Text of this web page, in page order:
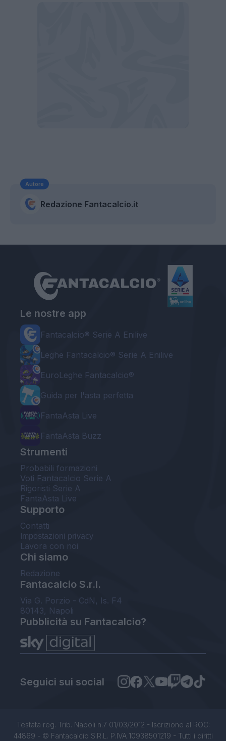
Autore
Redazione Fantacalcio.it
Le nostre app
Fantacalcio® Serie A Enilive
Leghe Fantacalcio® Serie A Enilive
EuroLeghe Fantacalcio®
Guida per l'asta perfetta
FantaAsta Live
FantaAsta Buzz
Strumenti
Probabili formazioni
Voti Fantacalcio Serie A
Rigoristi Serie A
FantaAsta Live
Supporto
Contatti
Impostazioni privacy
Lavora con noi
Chi siamo
Redazione
Fantacalcio S.r.l.
Via G. Porzio - CdN, Is. F4
80143, Napoli
Pubblicità su Fantacalcio?
Seguici sui social
Testata reg. Trib. Napoli n.7 01/03/2012 - Iscrizione al ROC:
44869 - © Fantacalcio S.R.L. P.IVA 10938501219 - Tutti i diritti